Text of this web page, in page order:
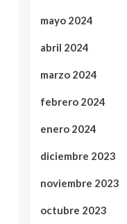
mayo 2024
abril 2024
marzo 2024
febrero 2024
enero 2024
diciembre 2023
noviembre 2023
octubre 2023